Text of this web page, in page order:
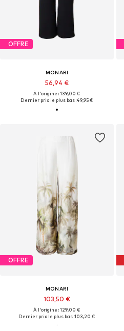
OFFRE
MONARI
56,94 €
À l'origine : 139,00 €
Dernier prix le plus bas :49,95 €
OFFRE
MONARI
103,50 €
À l'origine : 129,00 €
Dernier prix le plus bas :103,20 €